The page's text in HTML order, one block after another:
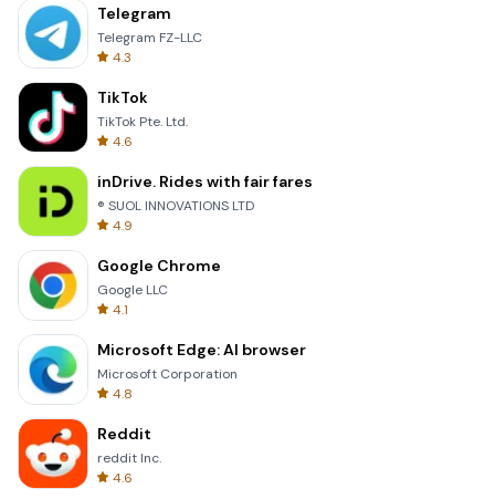
Telegram
Telegram FZ-LLC
4.3
TikTok
TikTok Pte. Ltd.
4.6
inDrive. Rides with fair fares
® SUOL INNOVATIONS LTD
4.9
Google Chrome
Google LLC
4.1
Microsoft Edge: AI browser
Microsoft Corporation
4.8
Reddit
reddit Inc.
4.6